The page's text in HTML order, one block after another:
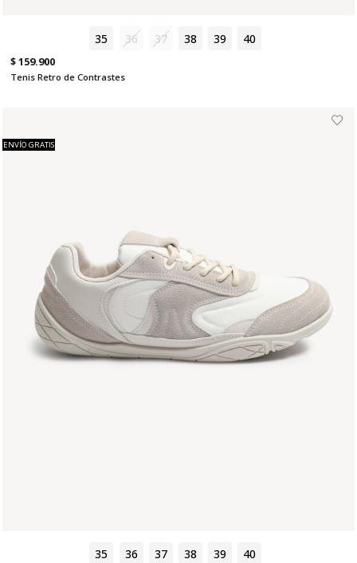
35 36 37 38 39 40
$ 159.900
Tenis Retro de Contrastes
35 36 37 38 39 40
ENVÍO GRATIS